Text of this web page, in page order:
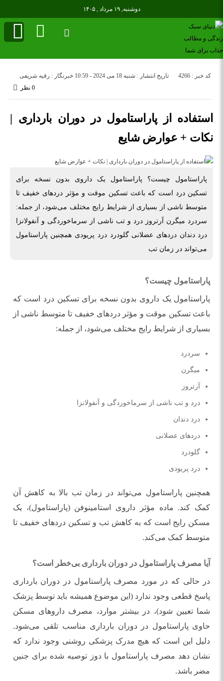
دوشنبه, ۱۹ مرداد , ۱۴۰۵
تاریخ انتشار : شنبه 18 می 2024 - 10:59 خبرنگار : رقیه شریفی
کد خبر : 4266
0 نظر
استفاده از پاراستامول در دوران بارداری |
نکات + عوارض شایع
پاراستامول چیست؟ پاراستامول یک داروی بدون نسخه برای
تسکین درد است که باعث تسکین موقت و مؤثر درد‌های خفیف تا
متوسط ناشی از بسیاری از شرایط رایج مختلف می‌شود، از جمله:
سردرد میگرن آرتروز درد و تب ناشی از سرماخوردگی و آنفولانزا
درد دندان درد‌های عضلانی گلودرد درد پریودی همچنین پاراستامول
می‌تواند در زمان تب
پاراستامول چیست؟
پاراستامول یک داروی بدون نسخه برای تسکین درد است که
باعث تسکین موقت و مؤثر درد‌های خفیف تا متوسط ناشی از
بسیاری از شرایط رایج مختلف می‌شود، از جمله:
سردرد
میگرن
آرتروز
درد و تب ناشی از سرماخوردگی و آنفولانزا
درد دندان
درد‌های عضلانی
گلودرد
درد پریودی
همچنین پاراستامول می‌تواند در زمان تب بالا به کاهش آن
کمک کند. ماده مؤثر داروی استامینوفن (پاراستامول)، یک
مسکن رایج است که به کاهش تب و تسکین درد‌های خفیف تا
متوسط کمک می‌کند.
آیا مصرف پاراستامول در دوران بارداری بی‌خطر است؟
در حالی که در مورد مصرف پاراستامول در دوران بارداری
پاسخ قطعی وجود ندارد (این موضوع همیشه باید توسط پزشک
شما تعیین شود)، در بیشتر موارد، مصرف دارو‌های مسکن
حاوی پاراستامول در دوران بارداری مناسب تلقی می‌شود.
دلیل این است که هیچ مدرک پزشکی روشنی وجود ندارد که
نشان دهد مصرف پاراستامول با دوز توصیه شده برای جنین
مضر باشد.